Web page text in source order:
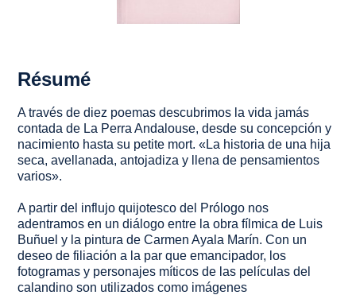
Résumé
A través de diez poemas descubrimos la vida jamás
contada de La Perra Andalouse, desde su concepción y
nacimiento hasta su petite mort. «La historia de una hija
seca, avellanada, antojadiza y llena de pensamientos
varios».
A partir del influjo quijotesco del Prólogo nos
adentramos en un diálogo entre la obra fílmica de Luis
Buñuel y la pintura de Carmen Ayala Marín. Con un
deseo de filiación a la par que emancipador, los
fotogramas y personajes míticos de las películas del
calandino son utilizados como imágenes